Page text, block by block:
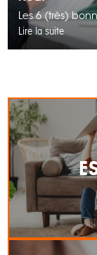
Les 6 (très)
Lire la suite